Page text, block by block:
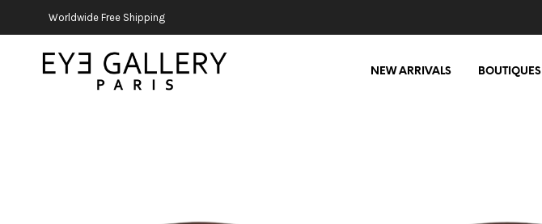
Worldwide Free Shipping
NEW ARRIVALS BOUTIQUES